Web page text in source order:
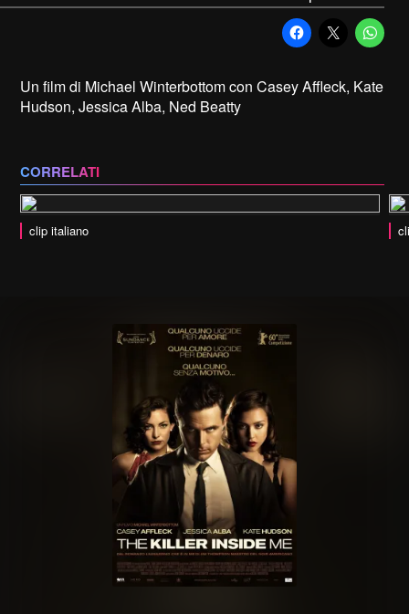
Un film di Michael Winterbottom con Casey Affleck, Kate
Hudson, Jessica Alba, Ned Beatty
CORRELATI
clip italiano